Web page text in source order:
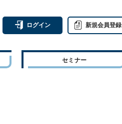
ログイン 新規会員登録
セミナー